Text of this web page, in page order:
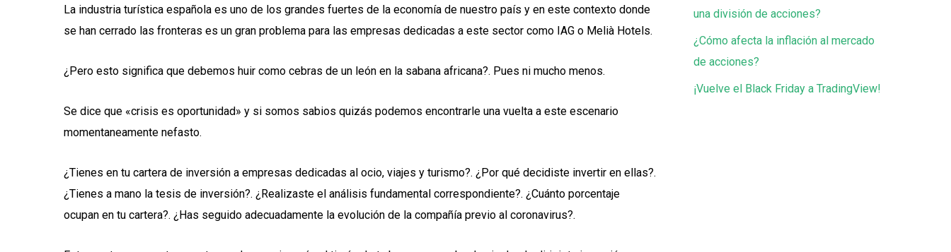
La industria turística española es uno de los grandes fuertes de la economía de nuestro país y en este contexto donde
se han cerrado las fronteras es un gran problema para las empresas dedicadas a este sector como IAG o Melià Hotels.
¿Pero esto significa que debemos huir como cebras de un león en la sabana africana?. Pues ni mucho menos.
Se dice que «crisis es oportunidad» y si somos sabios quizás podemos encontrarle una vuelta a este escenario
momentaneamente nefasto.
¿Tienes en tu cartera de inversión a empresas dedicadas al ocio, viajes y turismo?. ¿Por qué decidiste invertir en ellas?.
¿Tienes a mano la tesis de inversión?. ¿Realizaste el análisis fundamental correspondiente?. ¿Cuánto porcentaje
ocupan en tu cartera?. ¿Has seguido adecuadamente la evolución de la compañía previo al coronavirus?.
una división de acciones?
¿Cómo afecta la inflación al mercado
de acciones?
¡Vuelve el Black Friday a TradingView!